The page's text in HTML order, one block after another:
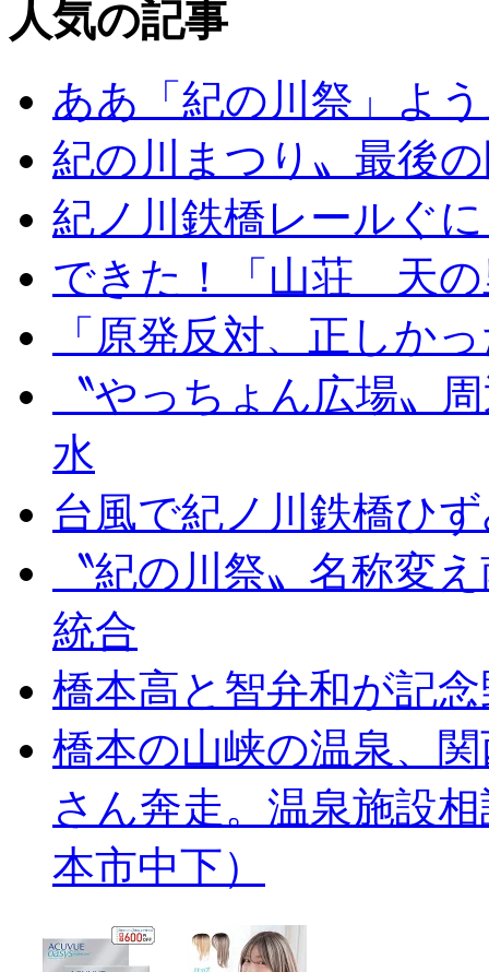
人気の記事
ああ「紀の川祭」よ
紀の川まつり〟最後
紀ノ川鉄橋レールぐ
できた！「山荘 天の
「原発反対、正しか
〝やっちょん広場〟
水
台風で紀ノ川鉄橋ひ
〝紀の川祭〟名称変
統合
橋本高と智弁和が記
橋本の山峡の温泉、
さん奔走。温泉施設
本市中下）